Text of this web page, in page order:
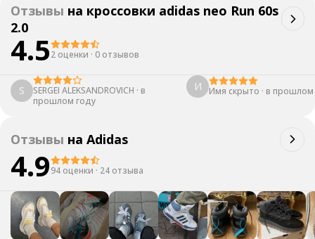
Отзывы на кроссовки adidas neo Run 60s
2.0
4.52 оценки · 0 отзывов
S SERGEI ALEKSANDROVICH · в
прошлом году
И Имя скрыто · в прошлом
Отзывы на Adidas
4.994 оценки · 24 отзыва